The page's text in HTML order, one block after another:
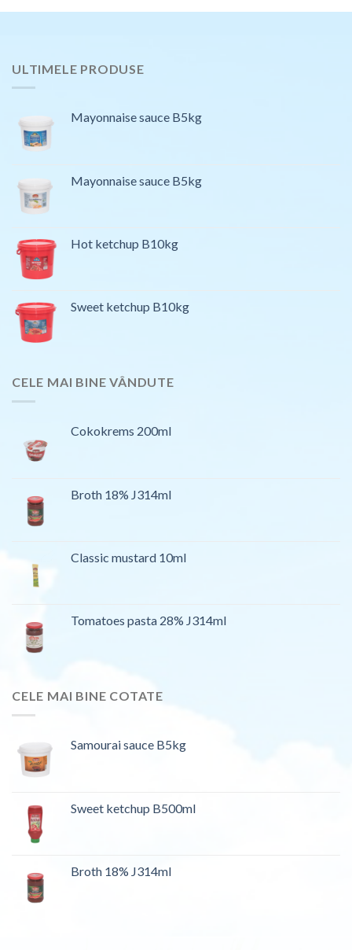
ULTIMELE PRODUSE
Mayonnaise sauce B5kg
Mayonnaise sauce B5kg
Hot ketchup B10kg
Sweet ketchup B10kg
CELE MAI BINE VÂNDUTE
Cokokrems 200ml
Broth 18% J314ml
Classic mustard 10ml
Tomatoes pasta 28% J314ml
CELE MAI BINE COTATE
Samourai sauce B5kg
Sweet ketchup B500ml
Broth 18% J314ml